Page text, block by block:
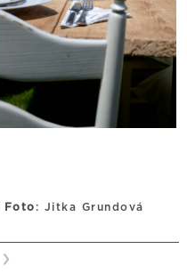
Foto : Jitka Grundová
›